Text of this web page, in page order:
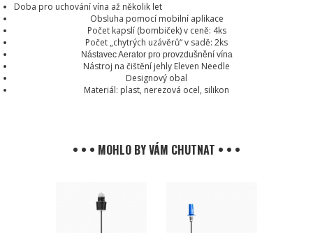
Doba pro uchování vína až několik let
Obsluha pomocí mobilní aplikace
Počet kapslí (bombiček) v ceně: 4ks
Počet „chytrých uzávěrů“ v sadě: 2ks
Nástavec Aerator pro provzdušnění vína
Nástroj na čištění jehly Eleven Needle
Designový obal
Materiál: plast, nerezová ocel, silikon
• • • MOHLO BY VÁM CHUTNAT • • •